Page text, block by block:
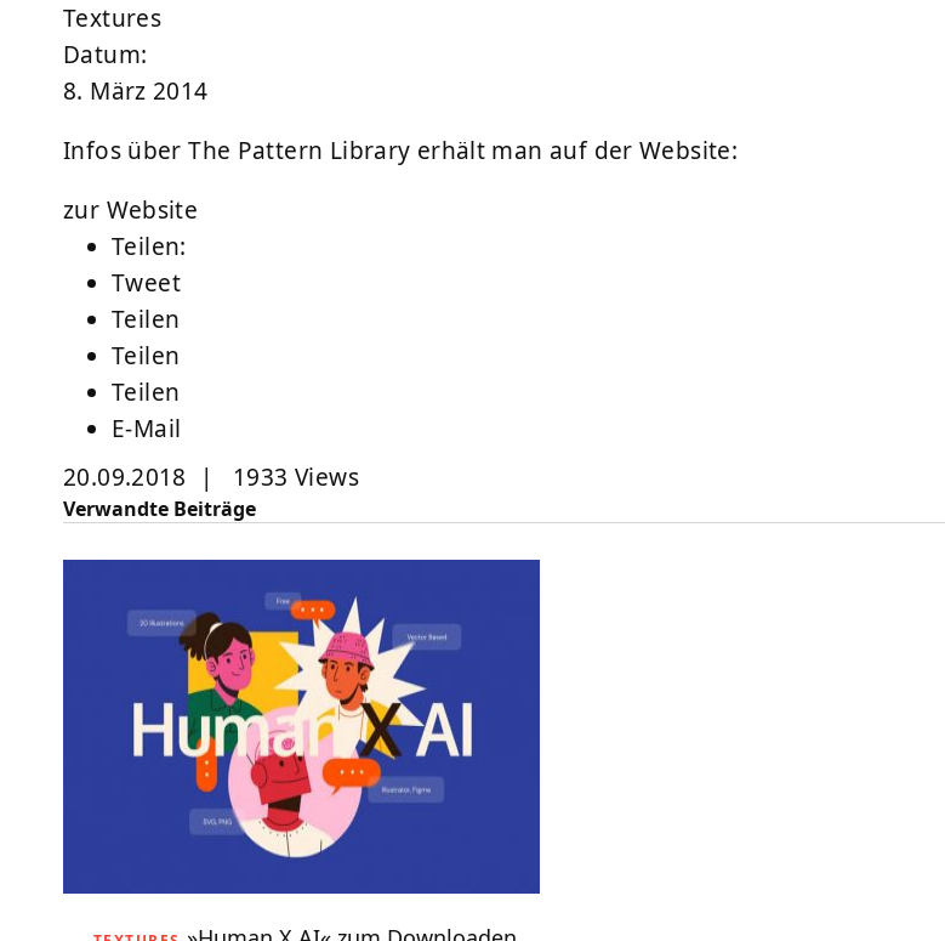
Textures
Datum:
8. März 2014
Infos über The Pattern Library erhält man auf der Website:
zur Website
Teilen:
Tweet
Teilen
Teilen
Teilen
E-Mail
20.09.2018 | 1933 Views
Verwandte Beiträge